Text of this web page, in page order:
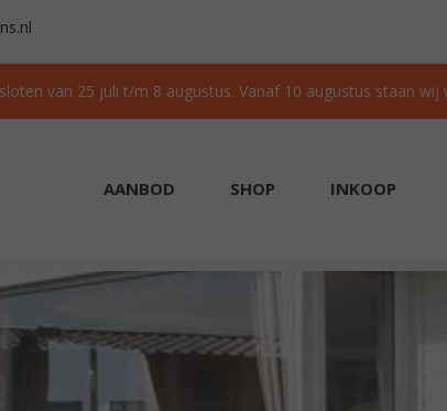
van 25 juli t/m 8 augustus. Vanaf 10 augustus staan wij
AANBOD SHOP INKOOP